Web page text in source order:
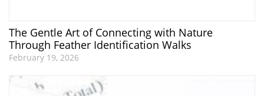
The Gentle Art of Connecting with Nature
Through Feather Identification Walks
February 19, 2026